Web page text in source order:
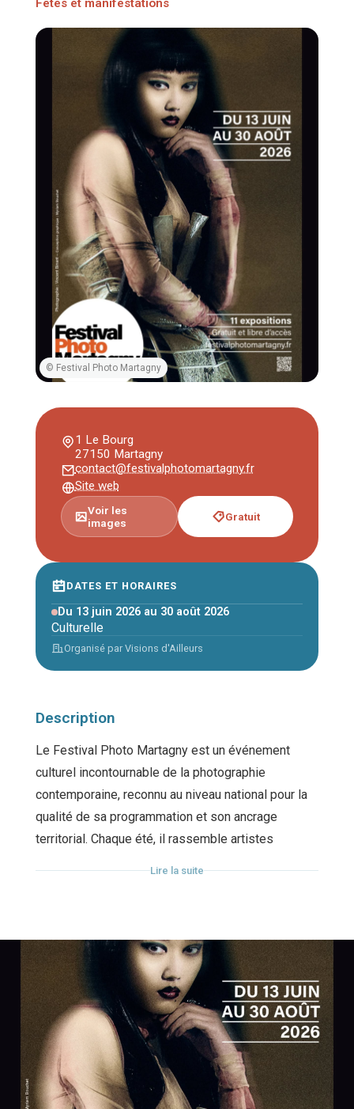
© Festival Photo Martagny
1 Le Bourg
27150 Martagny
contact@festivalphotomartagny.fr
Site web
Voir les
images
Gratuit
DATES ET HORAIRES
Du 13 juin 2026 au 30 août 2026
Culturelle
Organisé par Visions d'Ailleurs
Description
Le Festival Photo Martagny est un événement
culturel incontournable de la photographie
contemporaine, reconnu au niveau national pour la
qualité de sa programmation et son ancrage
territorial. Chaque été, il rassemble artistes
libre accès invitent le public à découvrir une
sélection d’artistes contemporains français et
internationaux, et à explorer le monde à travers
leurs regards :
- Jean GAUMY,
- David TESINSKY,
- Francesca PIQUERAS,
- Tateyuki ADACHI,
Lire la suite